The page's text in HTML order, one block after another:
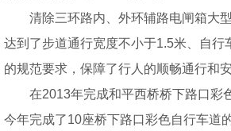
清除三环路内、外环辅路电闸箱大
达到了步道通行宽度不小于1.5米、自行
的规范要求，保障了行人的顺畅通行和安
在2013年完成和平西桥桥下路口彩
今年完成了10座桥下路口彩色自行车道